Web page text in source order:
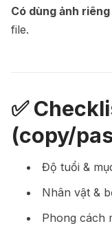
Có dùng ảnh
file.
✅
(copy/
Độ tuổi &
Nhân vật &
Phong cách